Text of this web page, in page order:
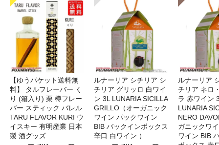
【ゆうパケット送料無
料】 タルフレーバー く
り (箱入り) 栗 樽フレー
バー スティック バレル
TARU FLAVOR KURI ウ
イスキー 有明産業 日本
製 酒グッズ
ルナーリア シチリア シ
チリア グリッロ 白ワイ
ン 3L LUNARIA SICILLA
GRILLO（オーガニック
ワイン パックワイン
BIB バックインボックス
辛口 白ワイン ）
ルナーリア
チリア ネロ
ラ 赤ワイ
LUNARIA
NERO
ガニックワ
ワイン BIB